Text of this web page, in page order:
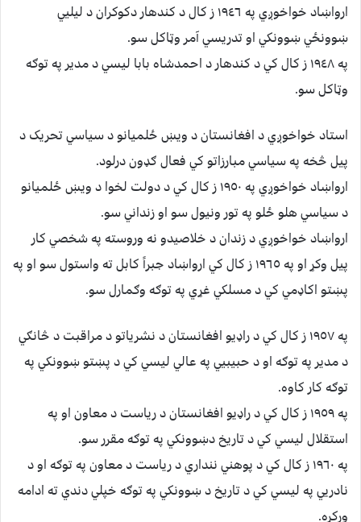
ارواښاد خواخوږي په ١٩٤٦ ز کال د کندهار دکوکران د ليليي
ښوونځي ښوونکي او تدريسي آمر وټاکل سو.
په ١٩٤٨ ز کال کي د کندهار د احمدشاه بابا ليسي د مدير په توګه
وټاکل سو.
استاد خواخوږي د افغانستان د ويښ ځلميانو د سياسي تحريک د
پيل څخه په سياسي مبارزاتو کي فعال ګډون درلود.
ارواښاد خواخوږي په ١٩٥٠ ز کال کي د دولت لخوا د ويښ ځلميانو
د سياسي هلو ځلو په تور ونيول سو او زنداني سو.
ارواښاد خواخوږي د زندان د خلاصيدو نه وروسته په شخصي کار
پيل وکړ او په ١٩٦٥ ز کال کي ارواښاد جبراً کابل ته واستول سو او په
پښتو اکاډمي کي د مسلکي غړي په توګه وګمارل سو.
په ١٩٥٧ ز کال کي د راډيو افغانستان د نشرياتو د مراقبت د څانګي
د مدير په توګه او د حبيبيي په عالي ليسي کي د پښتو ښوونکي په
توګه کار کاوه.
په ١٩٥٩ ز کال کي د راډيو افغانستان د رياست د معاون او په
استقلال ليسي کي د تاريخ دښوونکي په توګه مقرر سو.
په ١٩٦٠ ز کال کي د پوهني ننداري د رياست د معاون په توګه او د
نادريي په ليسي کي د تاريخ د ښوونکي په توګه خپلي دندي ته ادامه
ورکړه.